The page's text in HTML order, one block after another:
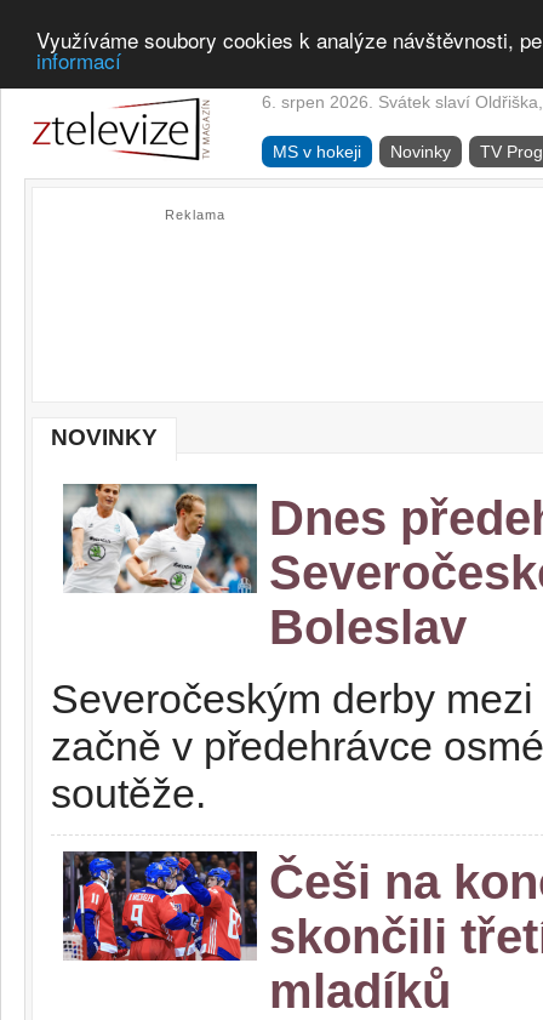
Využíváme soubory cookies k analýze návštěvnosti,
informací
6. srpen 2026. Svátek slaví
MS v hokeji Novinky TV
Reklama
NOVINKY
Dnes
Boleslav
Severočeským derby
začně v předehrávce
soutěže.
Češi na
skončili
mladíků